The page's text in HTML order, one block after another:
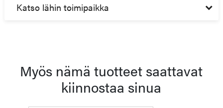
Katso lähin toimipaikka
Myös nämä tuotteet saattavat
kiinnostaa sinua